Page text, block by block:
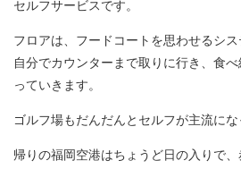
セルフサービスです。
フロアは、フードコートを思わせるシ
自分でカウンターまで取りに行き、食
っていきます。
ゴルフ場もだんだんとセルフが主流にな
帰りの福岡空港はちょうど日の入りで